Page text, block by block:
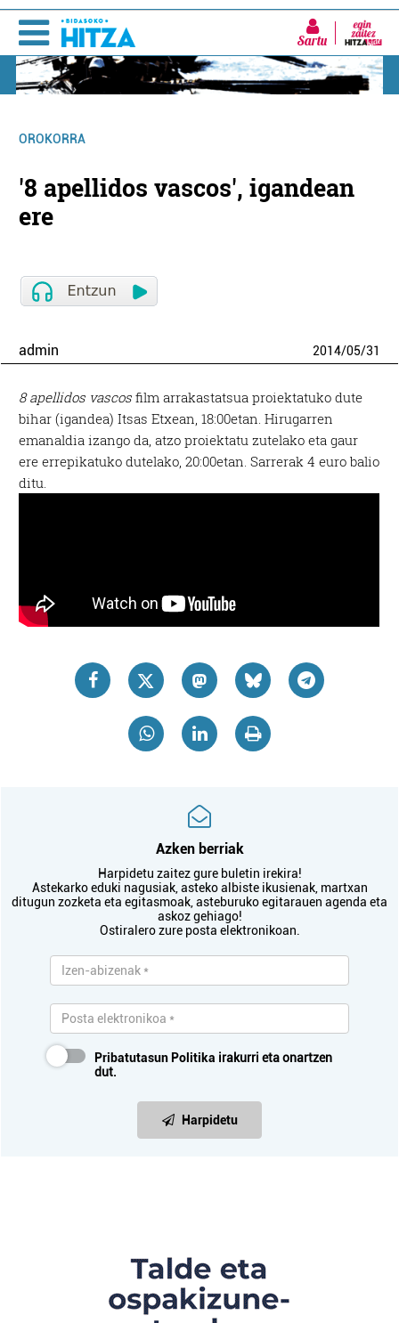
Sartu
OROKORRA
'8 apellidos vascos', igandean
ere
admin 2014/05/31
8 apellidos vascos film arrakastatsua proiektatuko dute
bihar (igandea) Itsas Etxean, 18:00etan. Hirugarren
emanaldia izango da, atzo proiektatu zutelako eta gaur
ere errepikatuko dutelako, 20:00etan. Sarrerak 4 euro balio
ditu.
Azken berriak
Harpidetu zaitez gure buletin irekira!
Astekarko eduki nagusiak, asteko albiste ikusienak, martxan
ditugun zozketa eta egitasmoak, asteburuko egitarauen agenda eta
askoz gehiago!
Ostiralero zure posta elektronikoan.
Pribatutasun Politika irakurri eta onartzen
dut.
Harpidetu